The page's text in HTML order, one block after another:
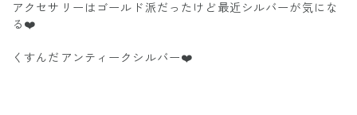
アクセサリーはゴールド派だったけど最近シルバーが気にな
る❤️
くすんだアンティークシルバー❤️